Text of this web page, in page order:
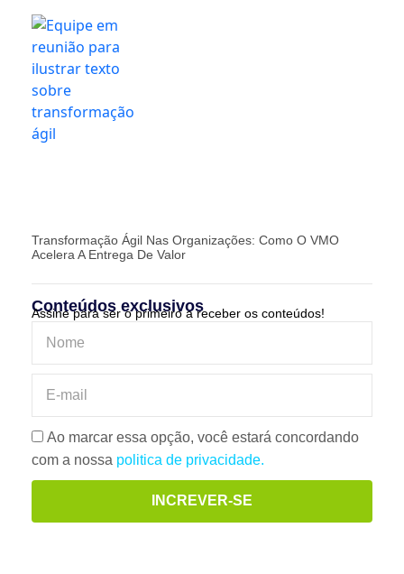
Transformação Ágil Nas Organizações: Como O VMO
Acelera A Entrega De Valor
Conteúdos exclusivos
Assine para ser o primeiro a receber os conteúdos!
Ao marcar essa opção, você estará concordando
com a nossa politica de privacidade.
INCREVER-SE